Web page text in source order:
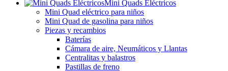
Mini Quads Eléctricos
Mini Quad eléctrico para niños
Mini Quad de gasolina para niños
Piezas y recambios
Baterías
Cámara de aire, Neumáticos y Llantas
Centralitas y balastros
Pastillas de freno